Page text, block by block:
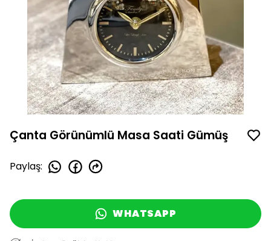
Çanta Görünümlü Masa Saati Gümüş
Paylaş:
WHATSAPP